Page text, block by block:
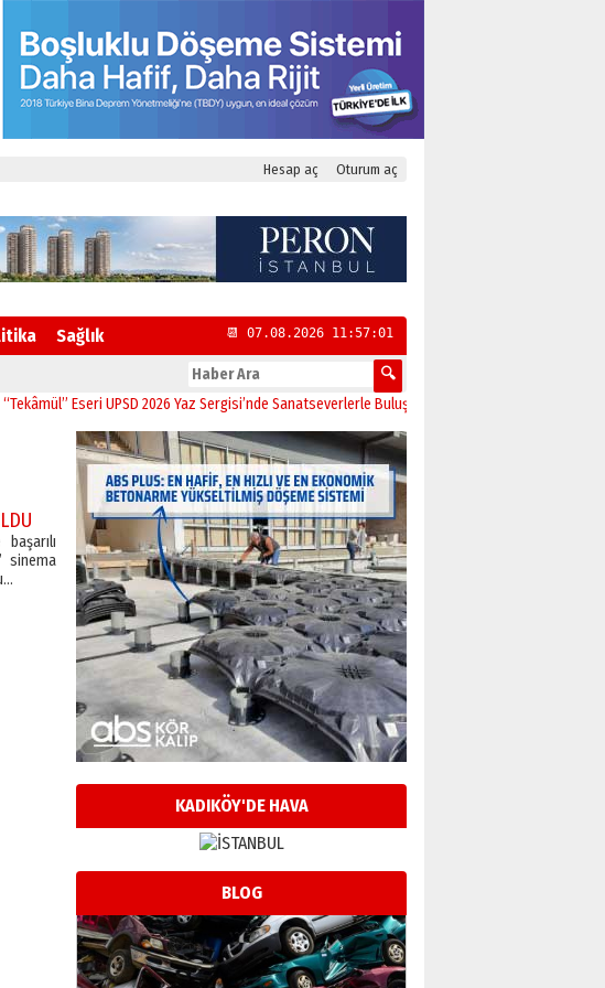
Hesap aç Oturum aç
Sağlık 📆 07.08.2026 11:57:01
Eseri UPSD 2026 Yaz Sergisi’nde Sanatseverlerle Buluştu 11:21
sinema
KADIKÖY'DE HAVA
BLOG